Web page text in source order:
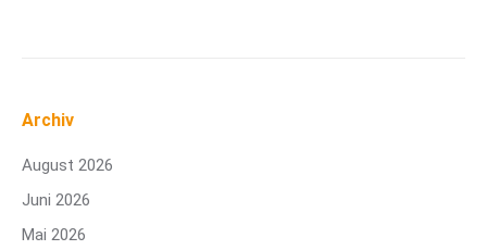
Archiv
August 2026
Juni 2026
Mai 2026